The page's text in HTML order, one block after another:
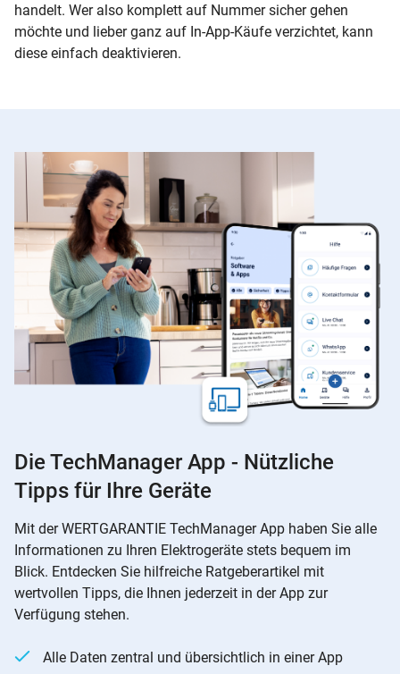
handelt. Wer also komplett auf Nummer sicher gehen
möchte und lieber ganz auf In-App-Käufe verzichtet, kann
diese einfach deaktivieren.
Die TechManager App - Nützliche
Tipps für Ihre Geräte
Mit der WERTGARANTIE TechManager App haben Sie alle
Informationen zu Ihren Elektrogeräte stets bequem im
Blick. Entdecken Sie hilfreiche Ratgeberartikel mit
wertvollen Tipps, die Ihnen jederzeit in der App zur
Verfügung stehen.
Alle Daten zentral und übersichtlich in einer App